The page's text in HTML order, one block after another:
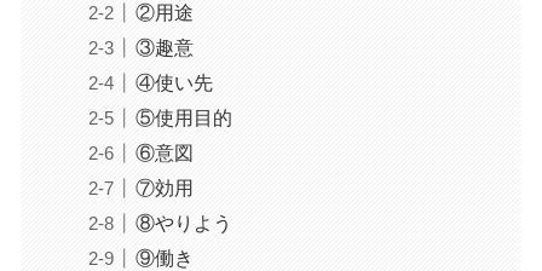
②用途
③趣意
④使い先
⑤使用目的
⑥意図
⑦効用
⑧やりよう
⑨働き